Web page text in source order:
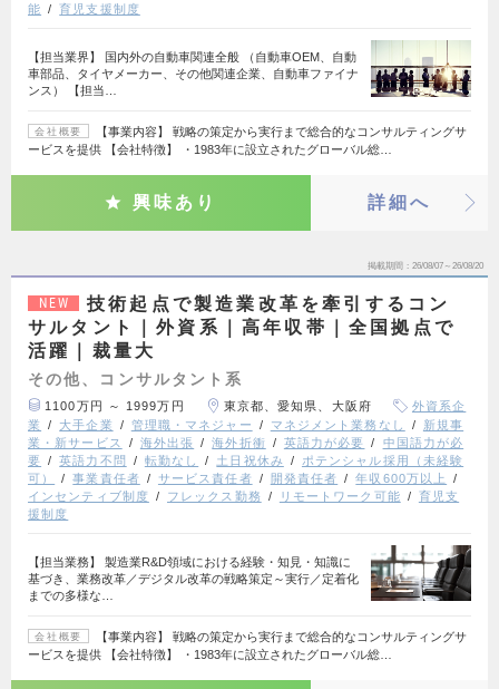
能 育児支援制度
【担当業界】 国内外の自動車関連全般 （自動車OEM、自動
車部品、タイヤメーカー、その他関連企業、自動車ファイナ
ンス） 【担当…
会社概要
【事業内容】 戦略の策定から実行まで総合的なコンサルティングサ
ービスを提供 【会社特徴】 ・1983年に設立されたグローバル総…
興味あり 詳細へ
掲載期間 26/08/07～26/08/20
NEW
技術起点で製造業改革を牽引するコン
サルタント｜外資系｜高年収帯｜全国拠点で
活躍｜裁量大
その他、コンサルタント系
1100万円 ～ 1999万円 東京都、愛知県、大阪府
外資系企
業
大手企業 管理職・マネジャー マネジメント業務なし
新規事
業・新サービス
海外出張 海外折衝 英語力が必要
中国語力が必
要
英語力不問 転勤なし 土日祝休み
ポテンシャル採用（未経験
可）
事業責任者 サービス責任者 開発責任者
年収600万以上
インセンティブ制度
フレックス勤務 リモートワーク可能
育児支
援制度
【担当業務】 製造業R&D領域における経験・知見・知識に
基づき、業務改革／デジタル改革の戦略策定～実行／定着化
までの多様な…
会社概要
【事業内容】 戦略の策定から実行まで総合的なコンサルティングサ
ービスを提供 【会社特徴】 ・1983年に設立されたグローバル総…